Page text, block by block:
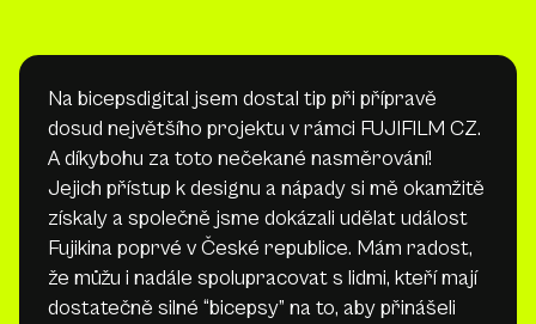
Na bicepsdigital jsem dostal tip při přípravě
dosud největšího projektu v rámci FUJIFILM CZ.
A díkybohu za toto nečekané nasměrování!
Jejich přístup k designu a nápady si mě okamžitě
získaly a společně jsme dokázali udělat událost
Fujikina poprvé v České republice. Mám radost,
že můžu i nadále spolupracovat s lidmi, kteří mají
dostatečně silné “bicepsy” na to, aby přinášeli